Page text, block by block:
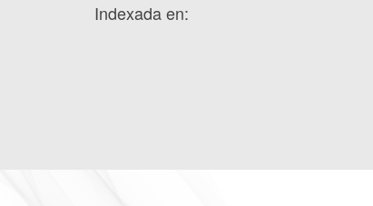
Indexada en: